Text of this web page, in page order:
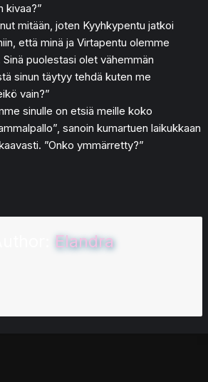
kivaa?”
mitään, joten Kyyhkypentu jatkoi
että minä ja Virtapentu olemme
puolestasi olet vähemmän
sinun täytyy tehdä kuten me
vain?”
sinulle on etsiä meille koko
sanoin kumartuen laikukkaan
”Onko ymmärretty?”
Elandra